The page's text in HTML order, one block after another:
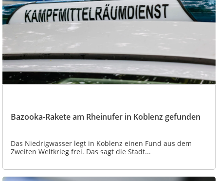
Bazooka-Rakete am Rheinufer in Koblenz gefunden
Das Niedrigwasser legt in Koblenz einen Fund aus dem
Zweiten Weltkrieg frei. Das sagt die Stadt...